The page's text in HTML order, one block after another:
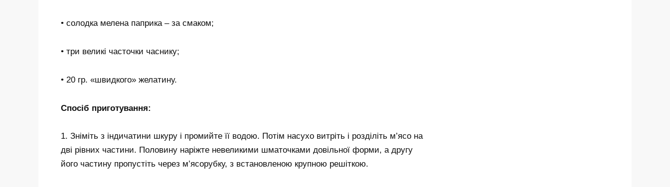
• солодка мелена паприка – за смаком;
• три великі часточки часнику;
• 20 гр. «швидкого» желатину.
Спосіб приготування:
1. Зніміть з індичатини шкуру і промийте її водою. Потім насухо витріть і розділіть м’ясо на
дві рівних частини. Половину наріжте невеликими шматочками довільної форми, а другу
його частину пропустіть через м’ясорубку, з встановленою крупною решіткою.